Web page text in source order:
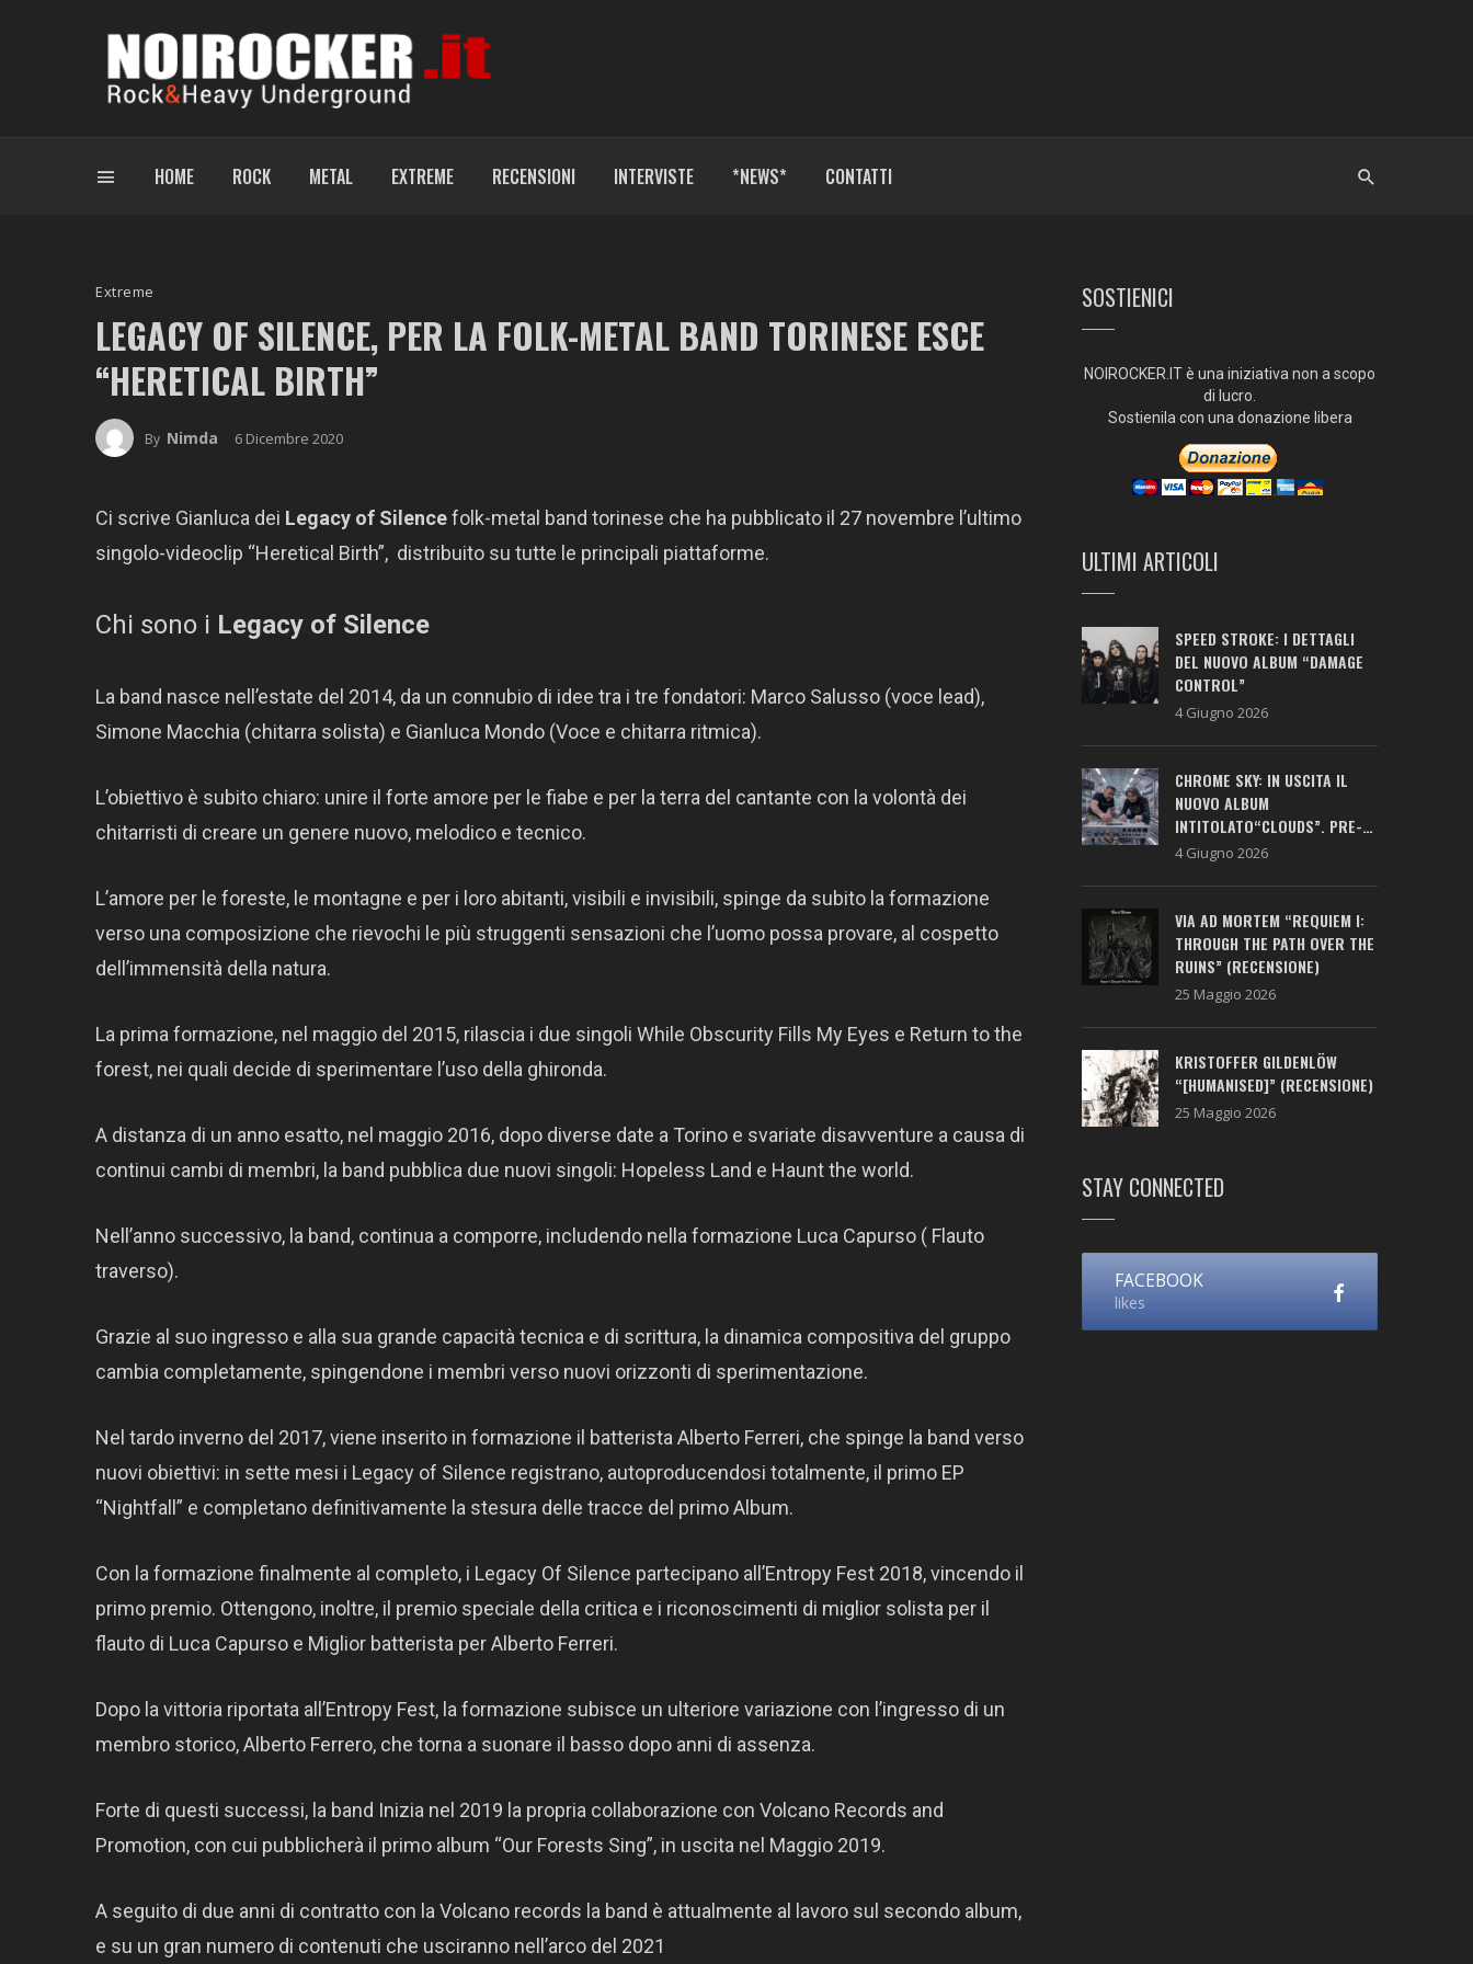
HOME ROCK METAL EXTREME RECENSIONI INTERVISTE *NEWS* CONTATTI
Extreme
LEGACY OF SILENCE, PER LA FOLK-METAL BAND TORINESE ESCE
“HERETICAL BIRTH”
By Nimda 6 Dicembre 2020
Ci scrive Gianluca dei Legacy of Silencefolk-metal band torinese che ha pubblicato il 27 novembre l’ultimo
singolo-videoclip “Heretical Birth”, distribuito su tutte le principali piattaforme.
Chi sono i Legacy of Silence
La band nasce nell’estate del 2014, da un connubio di idee tra i tre fondatori: Marco Salusso (voce lead),
Simone Macchia (chitarra solista) e Gianluca Mondo (Voce e chitarra ritmica).
L’obiettivo è subito chiaro: unire il forte amore per le fiabe e per la terra del cantante con la volontà dei
chitarristi di creare un genere nuovo, melodico e tecnico.
L’amore per le foreste, le montagne e per i loro abitanti, visibili e invisibili, spinge da subito la formazione
verso una composizione che rievochi le più struggenti sensazioni che l’uomo possa provare, al cospetto
dell’immensità della natura.
La prima formazione, nel maggio del 2015, rilascia i due singoli While Obscurity Fills My Eyes e Return to the
forest, nei quali decide di sperimentare l’uso della ghironda.
A distanza di un anno esatto, nel maggio 2016, dopo diverse date a Torino e svariate disavventure a causa di
continui cambi di membri, la band pubblica due nuovi singoli: Hopeless Land e Haunt the world.
Nell’anno successivo, la band, continua a comporre, includendo nella formazione Luca Capurso ( Flauto
traverso).
Grazie al suo ingresso e alla sua grande capacità tecnica e di scrittura, la dinamica compositiva del gruppo
cambia completamente, spingendone i membri verso nuovi orizzonti di sperimentazione.
Nel tardo inverno del 2017, viene inserito in formazione il batterista Alberto Ferreri, che spinge la band verso
nuovi obiettivi: in sette mesi i Legacy of Silence registrano, autoproducendosi totalmente, il primo EP
“Nightfall” e completano definitivamente la stesura delle tracce del primo Album.
Con la formazione finalmente al completo, i Legacy Of Silence partecipano all’Entropy Fest 2018, vincendo il
primo premio. Ottengono, inoltre, il premio speciale della critica e i riconoscimenti di miglior solista per il
flauto di Luca Capurso e Miglior batterista per Alberto Ferreri.
Dopo la vittoria riportata all’Entropy Fest, la formazione subisce un ulteriore variazione con l’ingresso di un
membro storico, Alberto Ferrero, che torna a suonare il basso dopo anni di assenza.
Forte di questi successi, la band Inizia nel 2019 la propria collaborazione con Volcano Records and
Promotion, con cui pubblicherà il primo album “Our Forests Sing”, in uscita nel Maggio 2019.
A seguito di due anni di contratto con la Volcano records la band è attualmente al lavoro sul secondo album,
e su un gran numero di contenuti che usciranno nell’arco del 2021
SOSTIENICI
NOIROCKER.IT è una iniziativa non a scopo
di lucro.
Sostienila con una donazione libera
ULTIMI ARTICOLI
SPEED STROKE: I DETTAGLI
DEL NUOVO ALBUM “DAMAGE
CONTROL”
4 Giugno 2026
CHROME SKY: IN USCITA IL
NUOVO ALBUM
INTITOLATO“CLOUDS”. PRE-
SAVE ATTIVO!
4 Giugno 2026
VIA AD MORTEM “REQUIEM I:
THROUGH THE PATH OVER THE
RUINS” (RECENSIONE)
25 Maggio 2026
KRISTOFFER GILDENLÖW
“[HUMANISED]” (RECENSIONE)
25 Maggio 2026
STAY CONNECTED
FACEBOOK
likes